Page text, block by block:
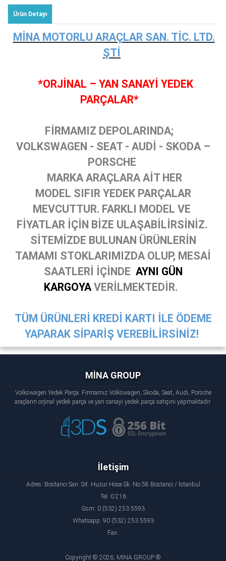
Ürün Detayı
MİNA MOTORLU ARAÇLAR SAN. TİC. LTD.
ŞTİ
*ORJİNAL – YAN SANAYİ YEDEK
PARÇALAR*
FİRMAMIZ DEPOLARINDA;
VOLKSWAGEN - SEAT - AUDİ - SKODA –
PORSCHE
MARKA ARAÇLARA AİT HER
MODEL SIFIR YEDEK PARÇALAR
MEVCUTTUR. FARKLI MODEL VE
FİYATLAR İÇİN BİZE ULAŞABİLİRSİNİZ.
SİTEMİZDE BULUNAN ÜRÜNLERİN
TAMAMI STOKLARIMIZDA OLUP, MESAİ
SAATLERİ İÇİNDE AYNI GÜN
KARGOYA VERİLMEKTEDİR.
TÜM ÜRÜNLERİ KREDİ KARTI İLE ÖDEME
YAPARAK SİPARİŞ VEREBİLİRSİNİZ!
MİNA GROUP
Volkswagen Yedek Parça: Firmamız Volkswagen, Skoda, Seat, Audi, Porsche
araçların orjinal yedek parça ve yan sanayi yedek parça satışını yapmaktadır.
İletişim
Adres: Bostancı San. Sit. Huzur Hoca Sk. No:58 Bostancı / İstanbul
Tel: 0 216
Gsm: 0 (532) 253 5593
Whatsapp: 90 (532) 253 5593
Fax:
Copyright © 2026, MİNA GROUP ®